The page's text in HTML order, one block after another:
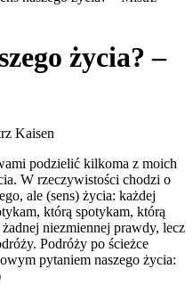
życia? –
Kaisen
podzielić kilkoma z moich
W rzeczywistości chodzi o
ale (sens) życia: każdej
którą spotykam, którą
niezmiennej prawdy, lecz
Podróży po ścieżce
pytaniem naszego życia: